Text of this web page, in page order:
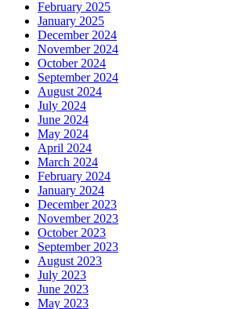
February 2025
January 2025
December 2024
November 2024
October 2024
September 2024
August 2024
July 2024
June 2024
May 2024
April 2024
March 2024
February 2024
January 2024
December 2023
November 2023
October 2023
September 2023
August 2023
July 2023
June 2023
May 2023